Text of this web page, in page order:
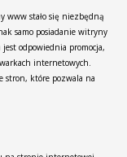
www stało się niezbędną
samo posiadanie witryny
odpowiednia promocja,
internetowych.
stron, które pozwala na